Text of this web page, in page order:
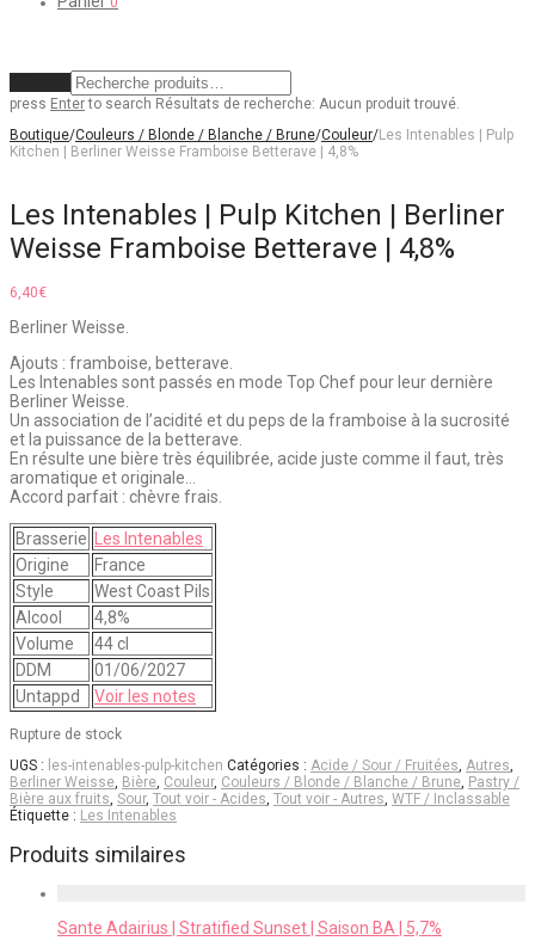
press Enterto search Résultats de recherche: Aucun produit trouvé.
Boutique/Couleurs / Blonde / Blanche / Brune/Couleur/Les Intenables | Pulp
Kitchen | Berliner Weisse Framboise Betterave | 4,8%
Les Intenables | Pulp Kitchen | Berliner
Weisse Framboise Betterave | 4,8%
6,40€
Berliner Weisse.
Ajouts : framboise, betterave.
Les Intenables sont passés en mode Top Chef pour leur dernière
Berliner Weisse.
Un association de l’acidité et du peps de la framboise à la sucrosité
et la puissance de la betterave.
En résulte une bière très équilibrée, acide juste comme il faut, très
aromatique et originale…
Accord parfait : chèvre frais.
Brasserie
Les Intenables
Origine
France
Style
West Coast Pils
Alcool
4,8%
Volume
44 cl
DDM
01/06/2027
Untappd
Voir les notes
Rupture de stock
UGS : les-intenables-pulp-kitchen Catégories : Acide / Sour / Fruitées, Autres,
Berliner Weisse, Bière, Couleur, Couleurs / Blonde / Blanche / Brune, Pastry /
Bière aux fruits, Sour, Tout voir - Acides, Tout voir - Autres, WTF / Inclassable
Étiquette : Les Intenables
Produits similaires
Sante Adairius | Stratified Sunset | Saison BA | 5,7%